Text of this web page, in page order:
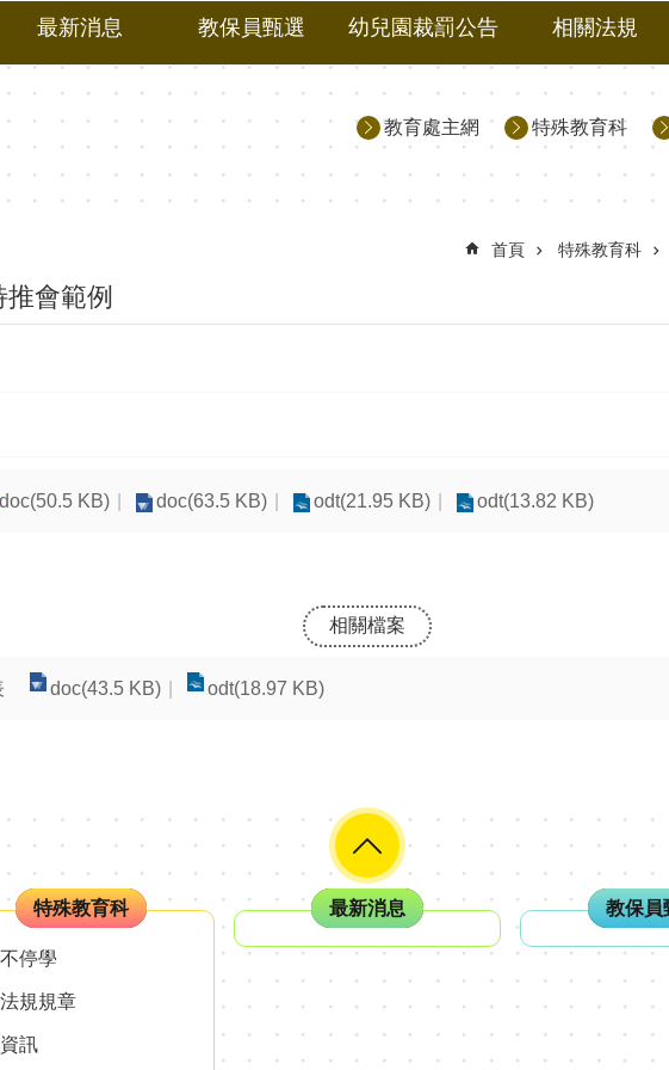
最新消息 教保員甄選 幼兒園裁罰公告 相關法規
教育處主網 特殊教育科
首頁 特殊教育科
會範例
doc(50.5 KB) doc(63.5 KB) odt(21.95 KB) odt(13.82 KB)
相關檔案
doc(43.5 KB) odt(18.97 KB)
特殊教育科
停學
規規章
訊
最新消息 教保員